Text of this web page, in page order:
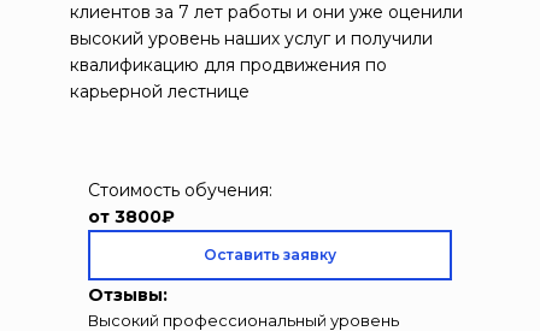
клиентов за 7 лет работы и они уже оценили
высокий уровень наших услуг и получили
квалификацию для продвижения по
карьерной лестнице
Стоимость обучения:
от 3800₽
Оставить заявку
Отзывы:
Высокий профессиональный уровень